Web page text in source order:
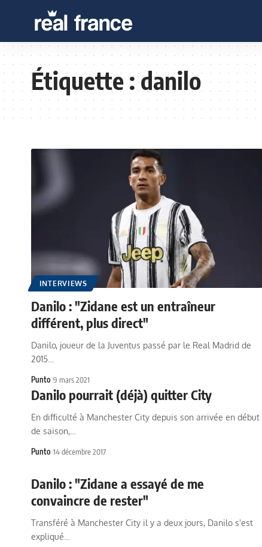
Étiquette :danilo
INTERVIEWS
Danilo : "Zidane est un entraîneur
différent, plus direct"
Danilo, joueur de la Juventus passé par le Real Madrid de
2015…
Punto 9 mars 2021
Danilo pourrait (déjà) quitter City
En difficulté à Manchester City depuis son arrivée en début
de saison,…
Punto 14 décembre 2017
Danilo : "Zidane a essayé de me
convaincre de rester"
Transféré à Manchester City il y a deux jours, Danilo s'est
expliqué…